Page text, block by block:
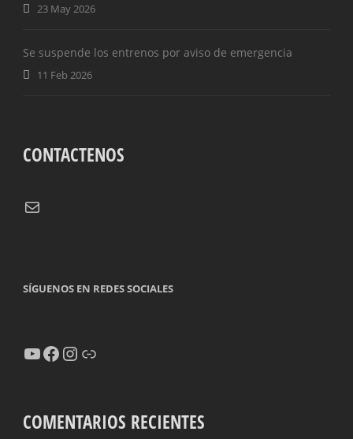
23 May 2026
Se suspende los entrenos por aviso de emergencia
11 Feb 2026
CONTACTENOS
Correo electrónico
SÍGUENOS EN REDES SOCIALES
YouTube
Facebook
Instagram
Enlace
COMENTARIOS RECIENTES